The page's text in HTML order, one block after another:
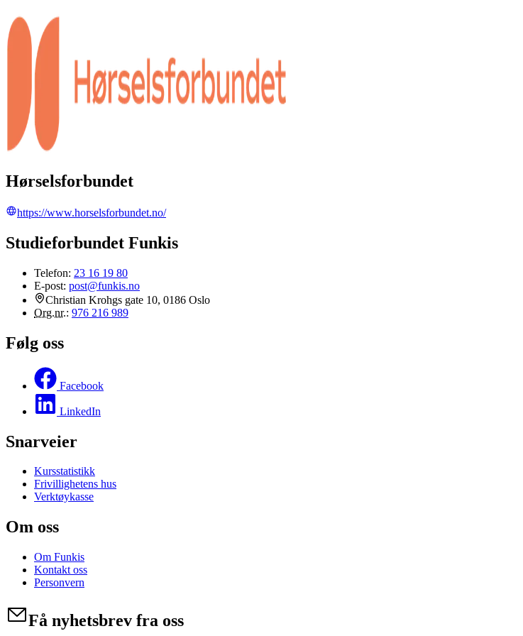
Hørselsforbundet
https://www.horselsforbundet.no/
Studieforbundet Funkis
Telefon: 23 16 19 80
E-post: post@funkis.no
Christian Krohgs gate 10, 0186 Oslo
Org.nr.: 976 216 989
Følg oss
Facebook
LinkedIn
Snarveier
Kursstatistikk
Frivillighetens hus
Verktøykasse
Om oss
Om Funkis
Kontakt oss
Personvern
Få nyhetsbrev fra oss